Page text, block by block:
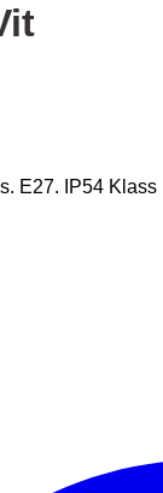
E27. IP54 Klass II